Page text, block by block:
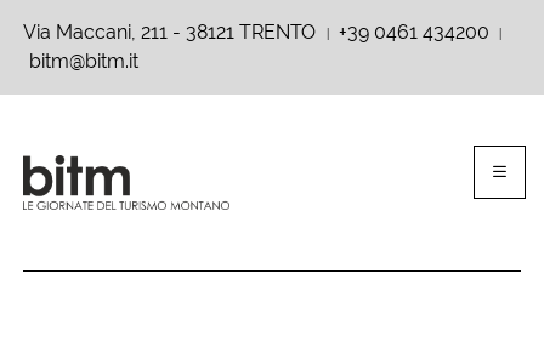
Via Maccani, 211 - 38121 TRENTO +39 0461 434200
bitm@bitm.it